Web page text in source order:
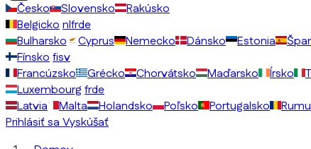
Česko Slovensko
Rakúsko
Belgickonlfrde
Bulharsko
Cyprus Nemecko Dánsko Estonia
Fínskofisv
Francúzsko
Grécko Chorvátsko Maďarsko Írsko
Luxembourg frde
Latvia
Malta Holandsko Poľsko Portugalsko
Prihlásiť saVyskúšať